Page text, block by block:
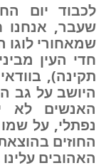
לכבוד יום
שעבר, אנחנו
שמאחורי לוגו
חדי העין
תקינה),
היושב על גב
האנשים לא
נפתלי, על
החוזים
האהובים